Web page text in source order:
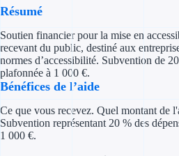
Résumé
Soutien financier pour la mise en
recevant du public, destiné aux
normes d’accessibilité. Subvention de
plafonnée à 1 000 €.
Bénéfices de l’aide
Ce que vous recevez. Quel montant de
Subvention représentant 20 % des
1 000 €.